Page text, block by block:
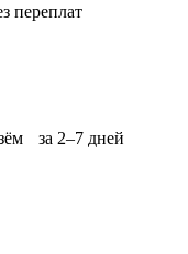
переплат
за 2–7 дней